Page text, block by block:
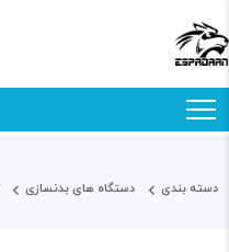
دسته بندی دستگاه های بدنسازی